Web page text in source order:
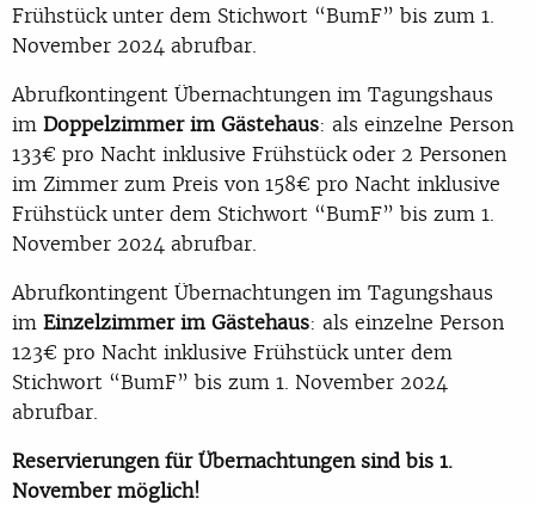
Frühstück unter dem Stichwort “BumF” bis zum 1.
November 2024 abrufbar.
Abrufkontingent Übernachtungen im Tagungshaus
im Doppelzimmer im Gästehaus: als einzelne Person
133€ pro Nacht inklusive Frühstück oder 2 Personen
im Zimmer zum Preis von 158€ pro Nacht inklusive
Frühstück unter dem Stichwort “BumF” bis zum 1.
November 2024 abrufbar.
Abrufkontingent Übernachtungen im Tagungshaus
im Einzelzimmer im Gästehaus: als einzelne Person
123€ pro Nacht inklusive Frühstück unter dem
Stichwort “BumF” bis zum 1. November 2024
abrufbar.
Reservierungen für Übernachtungen sind bis 1.
November möglich!